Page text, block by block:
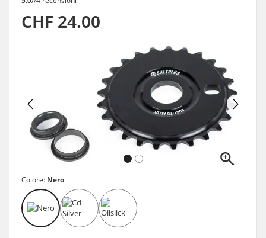
CHF 24.00
Colore: Nero